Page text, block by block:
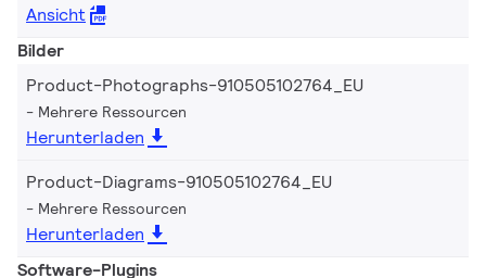
Ansicht
Bilder
Product-Photographs-910505102764_EU
Mehrere Ressourcen
Herunterladen
Product-Diagrams-910505102764_EU
Mehrere Ressourcen
Herunterladen
Software-Plugins